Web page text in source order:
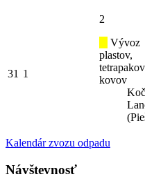
31 1
2
Vývoz
plastov,
kovov
Kalendár zvozu odpadu
Návštevnosť